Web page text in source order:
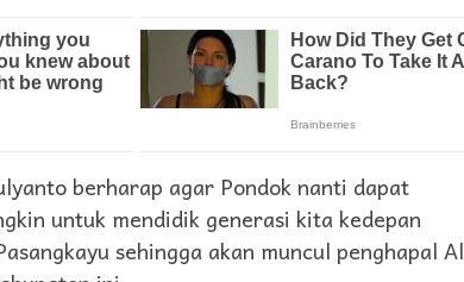
berharap agar Pondok nanti dapat
untuk mendidik generasi kita kedepan
sehingga akan muncul penghapal Al